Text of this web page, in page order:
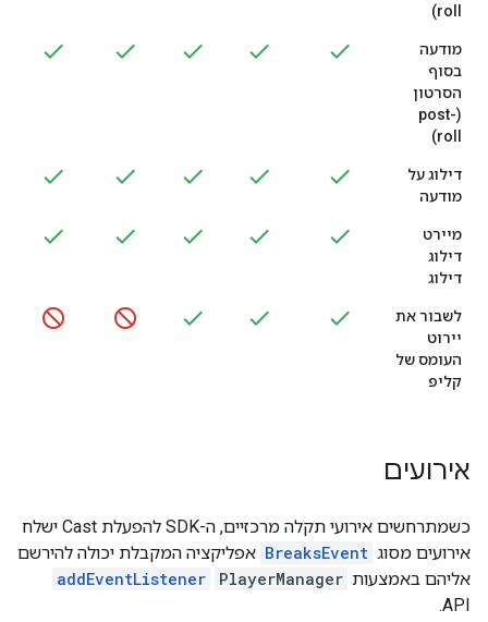
roll)
מודעה
בסוף
הסרטון
(post-
roll)
דילוג על
מודעה
מיירט
דילוג
דילוג
לשבור את
יירוט
העומס של
קליפ
אירועים
כשמתרחשים אירועי תקלה מרכזיים, ה-SDK להפעלת Cast ישלח
אירועים מסוג BreaksEvent אפליקציה המקבלת יכולה להירשם
אליהם באמצעות PlayerManager
addEventListener
API.